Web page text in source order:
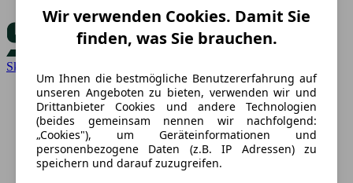
Skoda
Wir verwenden Cookies. Damit Sie
finden, was Sie brauchen.
Um Ihnen die bestmögliche Benutzererfahrung auf
unseren Angeboten zu bieten, verwenden wir und
Drittanbieter Cookies und andere Technologien
(beides gemeinsam nennen wir nachfolgend:
„Cookies"), um Geräteinformationen und
personenbezogene Daten (z.B. IP Adressen) zu
speichern und darauf zuzugreifen.